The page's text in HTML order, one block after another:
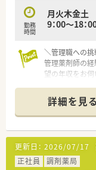
勤務
時間
月火木金土
9：00～18：
＼管理職への挑
管理薬剤師の
望の年収をお伺
【店舗情報と応
■岩間駅から車
循環器科医院
■1日の処方箋
一人ひとりと
■外来だけでな
域に深く根ざ
詳細を見る
更新日： 2026/07/17
正社員
調剤薬局